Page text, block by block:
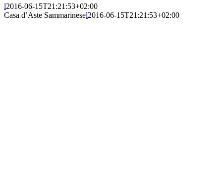
l2016-06-15T21:21:53+02:00
Casa d’Aste Sammarinesel2016-06-15T21:21:53+02:00